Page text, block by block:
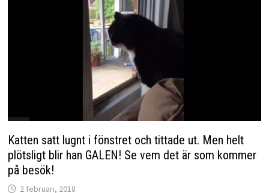
Katten satt lugnt i fönstret och tittade ut. Men helt
plötsligt blir han GALEN! Se vem det är som kommer
på besök!
2 februari, 2018